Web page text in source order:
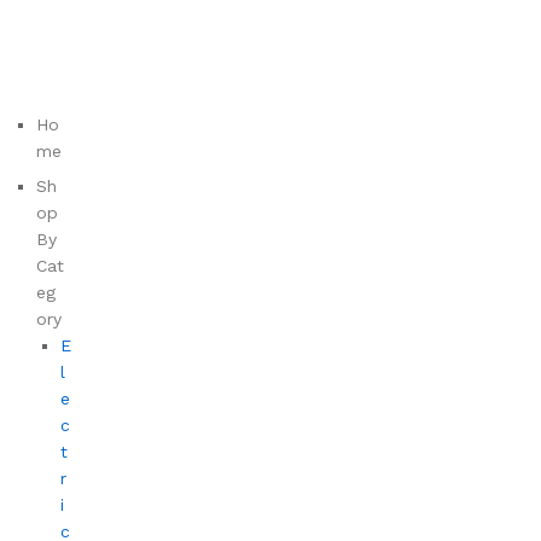
Ho
me
Sh
op
By
Cat
eg
ory
E
l
e
c
t
r
i
c